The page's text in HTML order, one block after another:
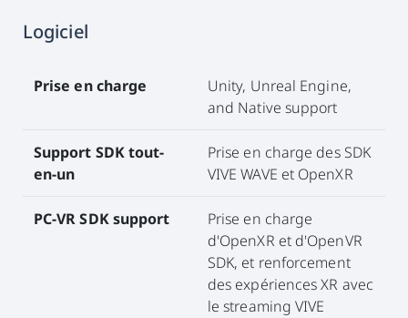
Logiciel
Prise en charge
Unity, Unreal Engine,
and Native support
Support SDK tout-
en-un
Prise en charge des SDK
VIVE WAVE et OpenXR
PC-VR SDK support
Prise en charge
d'OpenXR et d'OpenVR
SDK, et renforcement
des expériences XR avec
le streaming VIVE